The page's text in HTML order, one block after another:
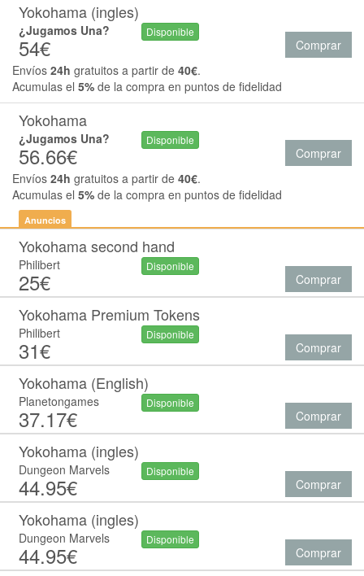
Yokohama (ingles)
¿Jugamos Una?
54€
Disponible
Comprar
Envíos 24h gratuitos a partir de 40€.
Acumulas el 5% de la compra en puntos de fidelidad
Yokohama
¿Jugamos Una?
56.66€
Disponible
Comprar
Envíos 24h gratuitos a partir de 40€.
Acumulas el 5% de la compra en puntos de fidelidad
Anuncios
Yokohama second hand
Philibert
25€
Disponible
Comprar
Yokohama Premium Tokens
Philibert
31€
Disponible
Comprar
Yokohama (English)
Planetongames
37.17€
Disponible
Comprar
Yokohama (ingles)
Dungeon Marvels
44.95€
Disponible
Comprar
Yokohama (ingles)
Dungeon Marvels
44.95€
Disponible
Comprar